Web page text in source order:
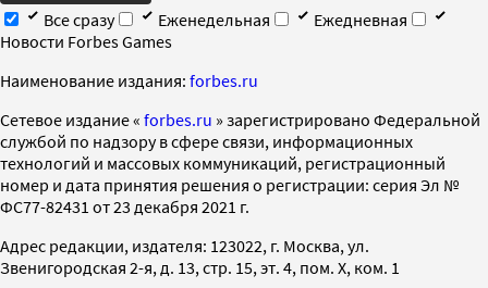
Все сразу
Еженедельная
Ежедневная
Новости Forbes Games
Наименование издания: forbes.ru
Cетевое издание « forbes.ru » зарегистрировано Федеральной
службой по надзору в сфере связи, информационных
технологий и массовых коммуникаций, регистрационный
номер и дата принятия решения о регистрации: серия Эл №
ФС77-82431 от 23 декабря 2021 г.
Адрес редакции, издателя: 123022, г. Москва, ул.
Звенигородская 2-я, д. 13, стр. 15, эт. 4, пом. X, ком. 1